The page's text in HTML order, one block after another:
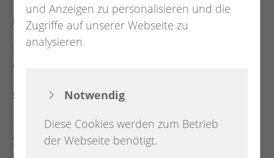
Freitag:
Dämmerschoppen mit Proklamation des
Ortspokalschießens
Samstag:
14 Uhr Öffnung des Festplatzes mit Karussell,
Schießbude und vielem mehr sowie
und Anzeigen zu personalisieren und die
Zugriffe auf unserer Webseite zu
analysieren.
Notwendig
Diese Cookies werden zum Betrieb
der Webseite benötigt.